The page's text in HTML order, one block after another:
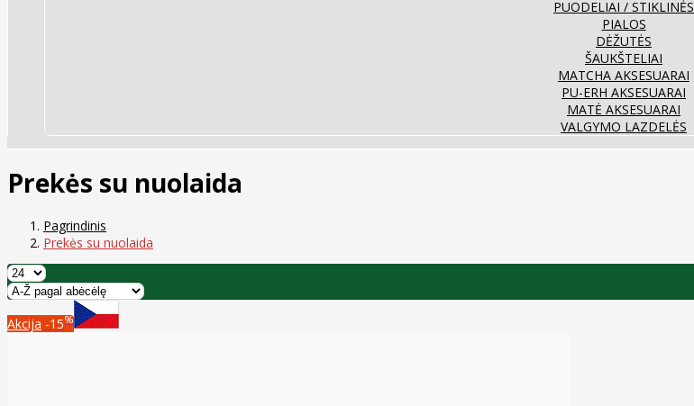
PUODELIAI / STIKLINĖS
PIALOS
DĖŽUTĖS
ŠAUKŠTELIAI
MATCHA AKSESUARAI
PU-ERH AKSESUARAI
MATĖ AKSESUARAI
VALGYMO LAZDELĖS
Prekės su nuolaida
Pagrindinis
Prekės su nuolaida
Akcija -15%